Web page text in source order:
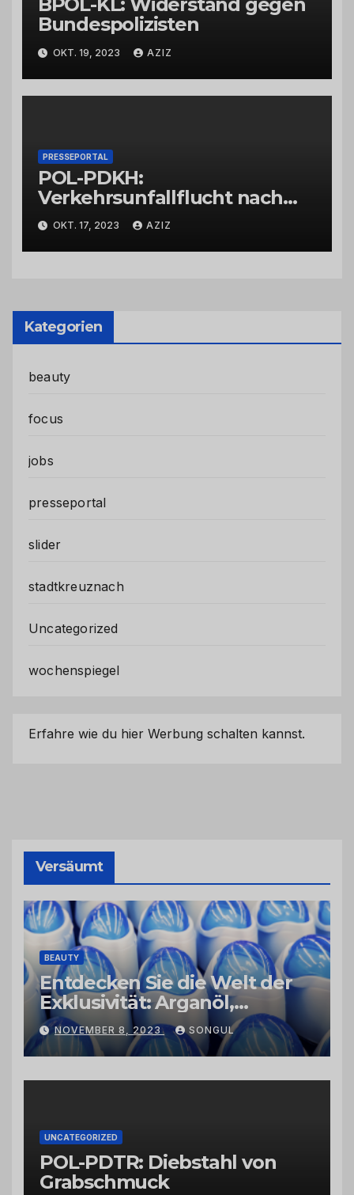
BPOL-KL: Widerstand gegen
Bundespolizisten
OKT. 19, 2023 AZIZ
PRESSEPORTAL
POL-PDKH:
Verkehrsunfallflucht nach
Abbiegevorgang
OKT. 17, 2023 AZIZ
Kategorien
beauty
focus
jobs
presseportal
slider
stadtkreuznach
Uncategorized
wochenspiegel
Erfahre wie du hier Werbung schalten kannst.
Versäumt
BEAUTY
Entdecken Sie die Welt der
Exklusivität: Arganöl,
Kaktusfeigenkernöl und
Schwarzkümmelöl von
vertrauenswürdigen
Großhändlern und Anbietern
NOVEMBER 8, 2023 SONGUL
UNCATEGORIZED
POL-PDTR: Diebstahl von
Grabschmuck